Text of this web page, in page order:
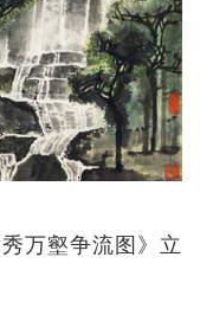
万壑争流图》立